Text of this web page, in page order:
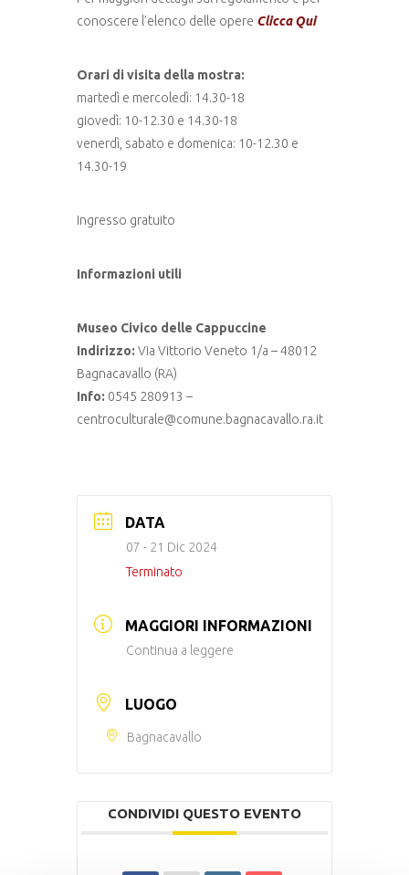
conoscere l’elenco delle opere Clicca Qui
Orari di visita della mostra:
martedì e mercoledì: 14.30-18
giovedì: 10-12.30 e 14.30-18
venerdì, sabato e domenica: 10-12.30 e
14.30-19
Ingresso gratuito
Informazioni utili
Museo Civico delle Cappuccine
Indirizzo: Via Vittorio Veneto 1/a – 48012
Bagnacavallo (RA)
Info: 0545 280913 –
centroculturale@comune.bagnacavallo.ra.it
DATA
07 - 21 Dic 2024
Terminato
MAGGIORI INFORMAZIONI
Continua a leggere
LUOGO
Bagnacavallo
CONDIVIDI QUESTO EVENTO